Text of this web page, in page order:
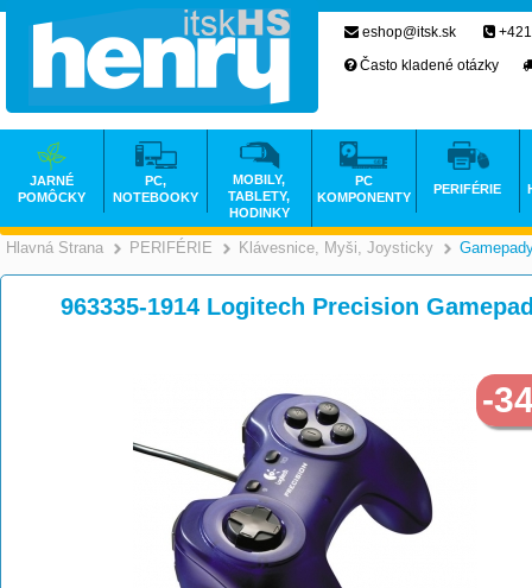
Hlavná Strana >
PERIFÉRIE >
Klávesnice, Myši, Joysticky
963335-1914 Logitech Precision
-
eshop@itsk.sk
Často kladené otázky
JARNÉ
POMÔCKY
PC,
NOTEBOOKY
MOBILY,
TABLETY,
HODINKY
PC
KOMPONENTY
PERIFÉRIE